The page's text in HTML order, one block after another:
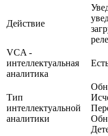
Действие
реле
VCA -
интеллектуальная
аналитика
Тип
интеллектуальной
аналитики